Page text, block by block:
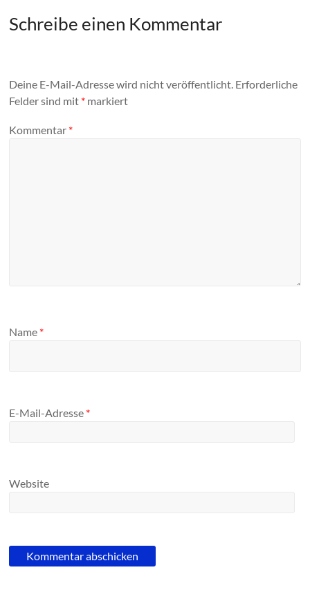
Schreibe einen Kommentar
Deine E-Mail-Adresse wird nicht veröffentlicht. Erforderliche
Felder sind mit * markiert
Kommentar *
Name *
E-Mail-Adresse *
Website